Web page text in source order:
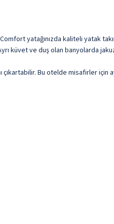
yatağınızda kaliteli yatak
küvet ve duş olan banyolarda
çıkartabilir. Bu otelde misafirler